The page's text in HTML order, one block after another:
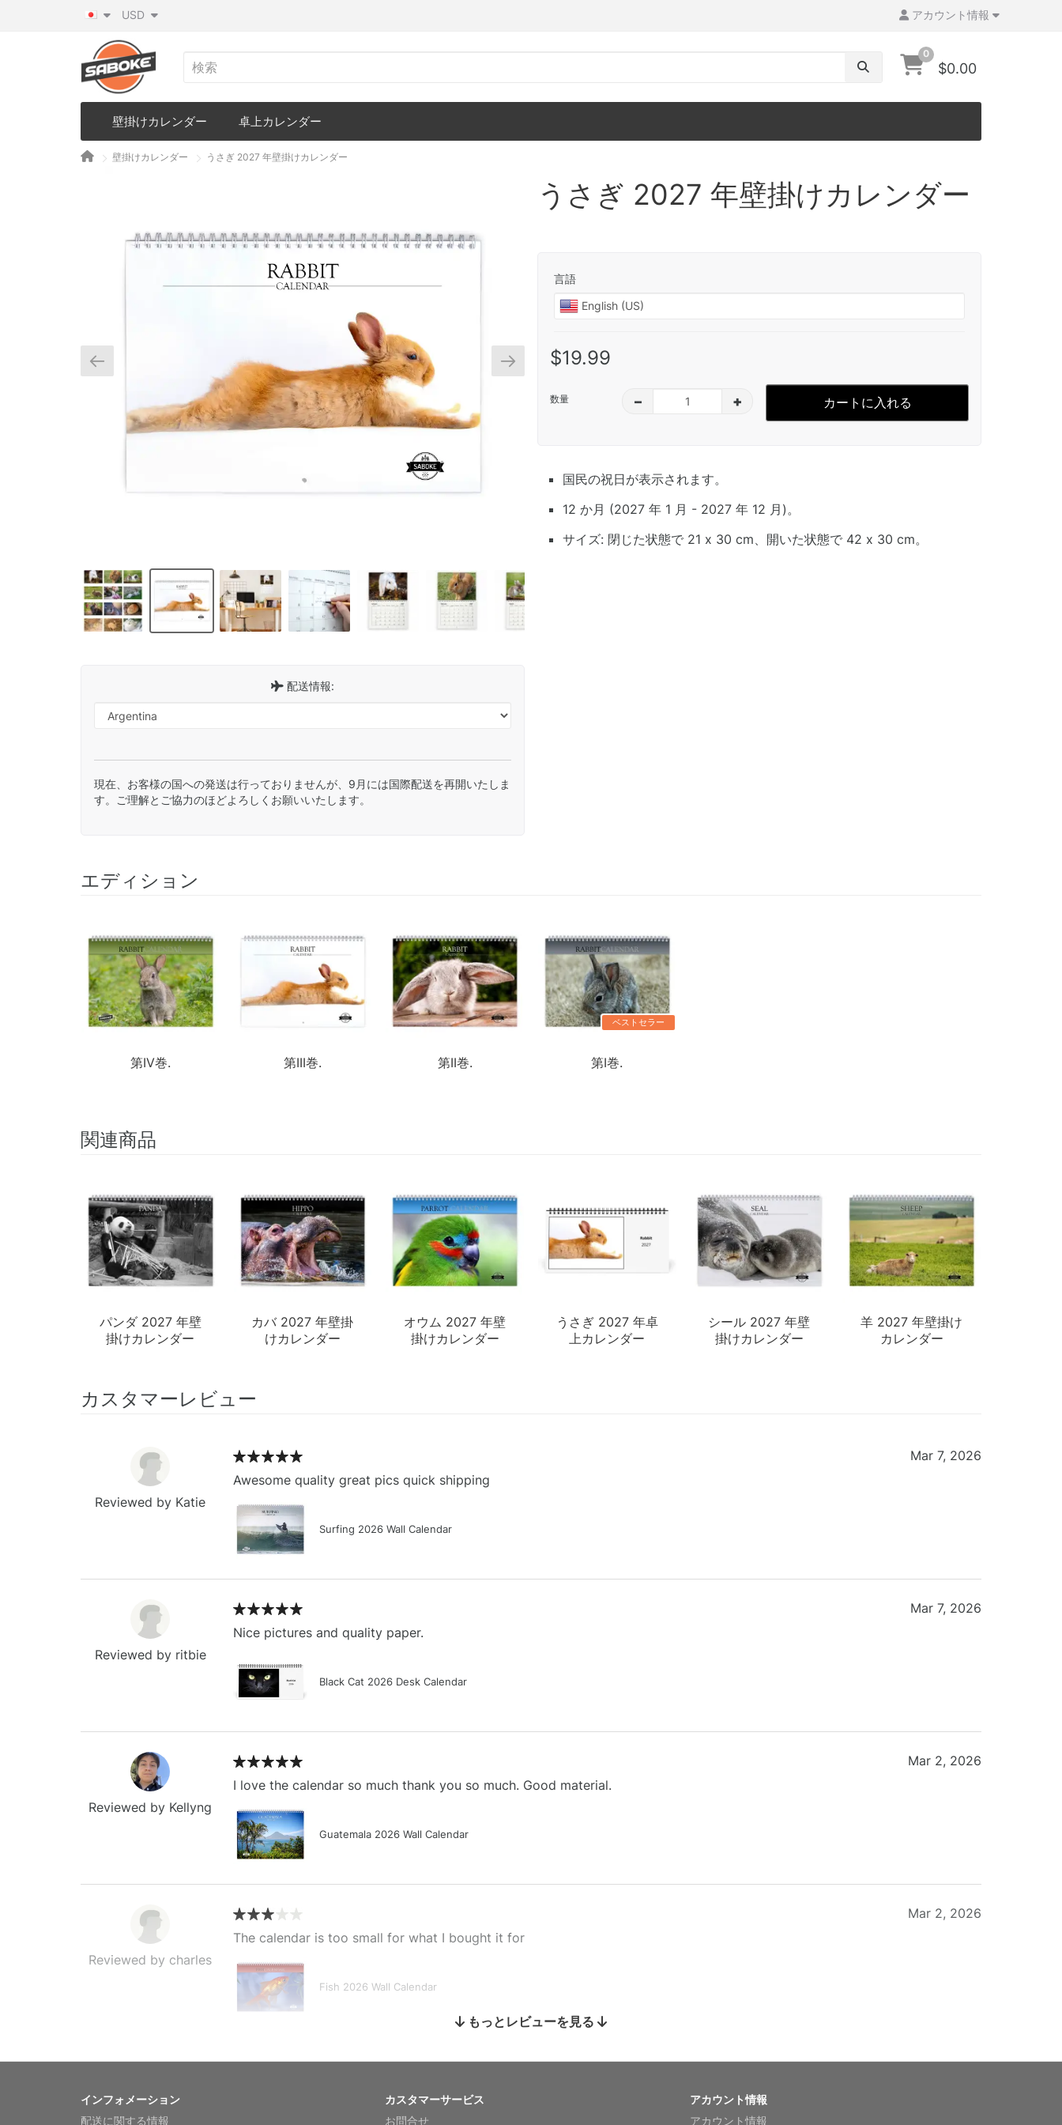
アカウント情報
USD
0
$0.00
壁掛けカレンダー 卓上カレンダー
壁掛けカレンダー うさぎ 2027 年壁掛けカレンダー
配送情報:
現在、お客様の国への発送は行っておりませんが、9月には国際配送を再開いたしま
す。ご理解とご協力のほどよろしくお願いいたします。
うさぎ 2027 年壁掛けカレンダー
言語
$19.99
数量 – + カートに入れる
国民の祝日が表示されます。
12 か月 (2027 年 1 月 - 2027 年 12 月)。
サイズ: 閉じた状態で 21 x 30 cm、開いた状態で 42 x 30 cm。
エディション
第IV巻. 第III巻. 第II巻.
ベストセラー
第I巻.
関連商品
パンダ 2027 年壁
掛けカレンダー
カバ 2027 年壁掛
けカレンダー
オウム 2027 年壁
掛けカレンダー
うさぎ 2027 年卓
上カレンダー
シール 2027 年壁
掛けカレンダー
羊 2027 年壁掛け
カレンダー
カスタマーレビュー
Reviewed by Katie
Awesome quality great pics quick shipping
Surfing 2026 Wall Calendar
Mar 7, 2026
Reviewed by ritbie
Nice pictures and quality paper.
Black Cat 2026 Desk Calendar
Mar 7, 2026
Reviewed by Kellyng
I love the calendar so much thank you so much. Good material.
Guatemala 2026 Wall Calendar
Mar 2, 2026
Reviewed by charles
The calendar is too small for what I bought it for
Fish 2026 Wall Calendar
Mar 2, 2026
Reviewed by Anne
Feb 20, 2026
もっとレビューを見る
インフォメーション
配送に関する情報
カスタマーサービス
お問合せ
アカウント情報
アカウント情報